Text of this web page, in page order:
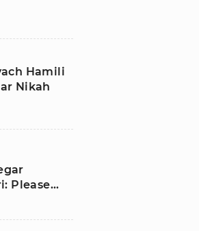
Hamili
Nikah
Please